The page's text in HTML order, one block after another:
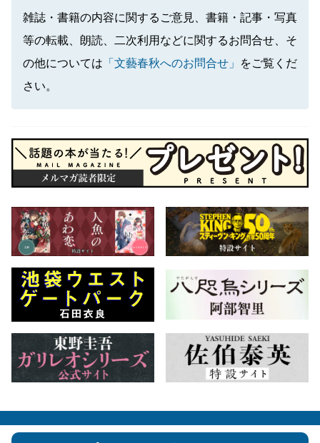
雑誌・書籍の内容に関するご意見、書籍・記事・写真
等の転載、朗読、二次利用などに関するお問合せ、そ
の他については 「文藝春秋へのお問合せ」
をご覧くだ
さい。
会社概要 自費出版のご案内 お問合せ